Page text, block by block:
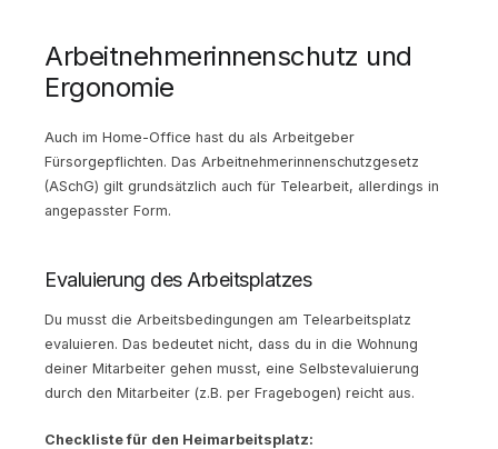
Arbeitnehmerinnenschutz und
Ergonomie
Auch im Home-Office hast du als Arbeitgeber
Fürsorgepflichten. Das Arbeitnehmerinnenschutzgesetz
(ASchG) gilt grundsätzlich auch für Telearbeit, allerdings in
angepasster Form.
Evaluierung des Arbeitsplatzes
Du musst die Arbeitsbedingungen am Telearbeitsplatz
evaluieren. Das bedeutet nicht, dass du in die Wohnung
deiner Mitarbeiter gehen musst, eine Selbstevaluierung
durch den Mitarbeiter (z.B. per Fragebogen) reicht aus.
Checkliste für den Heimarbeitsplatz: